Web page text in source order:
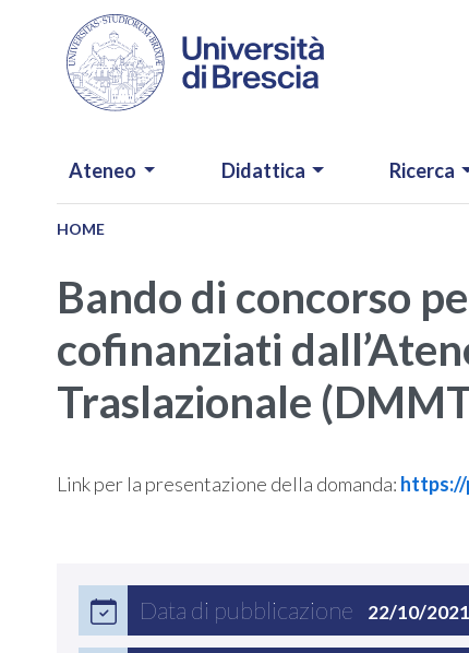
Salta al contenuto principale
NAVIGAZIONE PRINCIPALE
Ateneo Didattica Ricerca
HOME
Bando di concorso
cofinanziati
Traslazionale
Link per la presentazione della domanda: https://
Data di pubblicazione 22/10/2021